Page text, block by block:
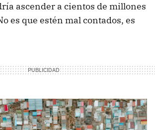
ascender a cientos de millones
es que estén mal contados, es